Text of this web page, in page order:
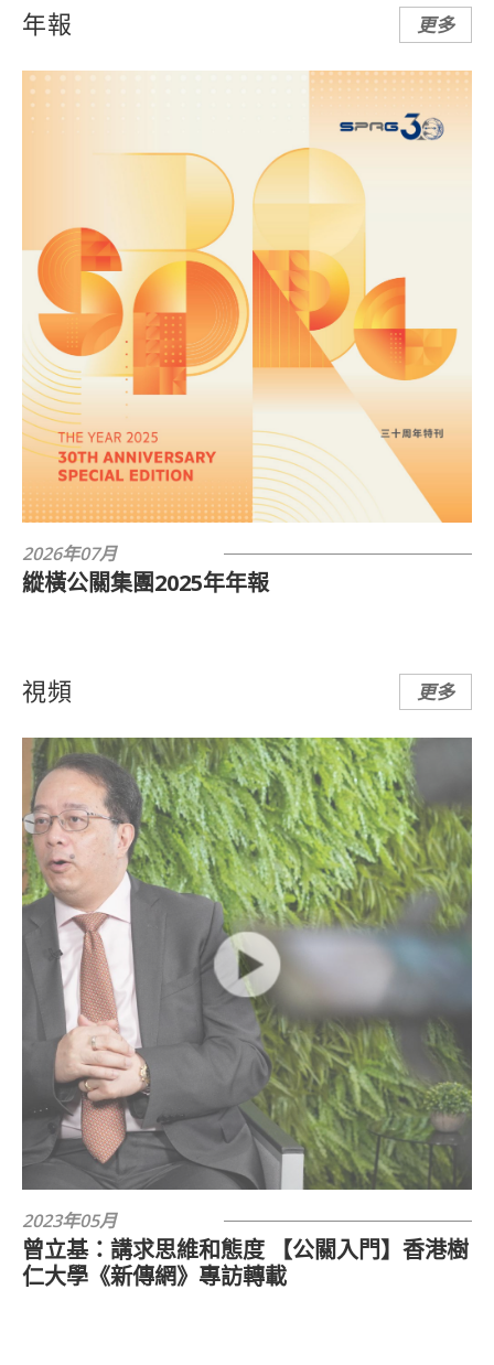
年報 更多
2026年07月
縱橫公關集團2025年年報
視頻 更多
2023年05月
曾立基：講求思維和態度 【公關入門】香港樹
仁大學《新傳網》專訪轉載